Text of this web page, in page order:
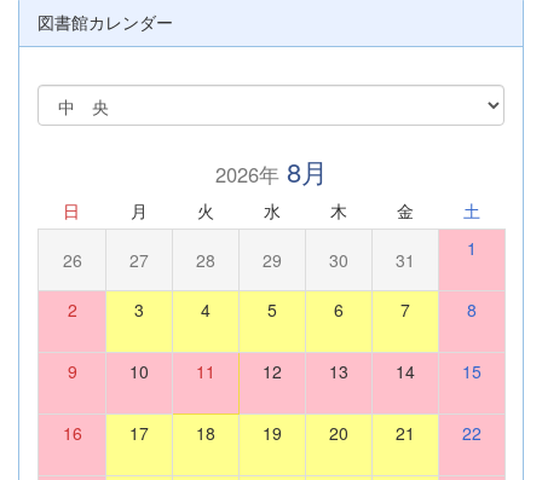
図書館カレンダー
2026年8月
日 月 火 水 木 金 土
26 27 28 29 30 31 1
2 3 4 5 6 7 8
9 10 11 12 13 14 15
16 17 18 19 20 21 22